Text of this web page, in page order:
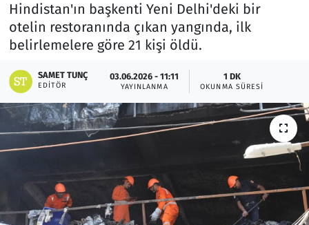
Hindistan'ın başkenti Yeni Delhi'deki bir
otelin restoranında çıkan yangında, ilk
belirlemelere göre 21 kişi öldü.
SAMET TUNÇ
EDITÖR
03.06.2026 - 11:11
YAYINLANMA
1 DK
OKUNMA SÜRESI
Lezzet Durağı
Memur ve Kamu
Otomobil
Oyun
Resmi İlanlar